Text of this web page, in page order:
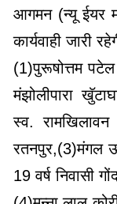
आगमन (न्यू ईयर
कार्यवाही जारी
(1)पुरूषोत्तम पटेल
मंझोलीपारा
स्व. रामखिलावन
रतनपुर,(3)मंगल
19 वर्ष निवासी